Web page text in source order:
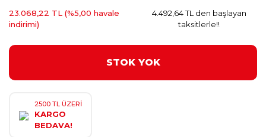
23.068,22 TL (%5,00 havale
indirimi)
4.492,64 TL den başlayan
taksitlerle!!
STOK YOK
2500 TL ÜZERİ
KARGO
BEDAVA!